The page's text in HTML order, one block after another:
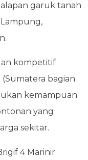
garuk tanah
kompetitif
bagian
kemampuan
yang
sekitar.
4 Marinir